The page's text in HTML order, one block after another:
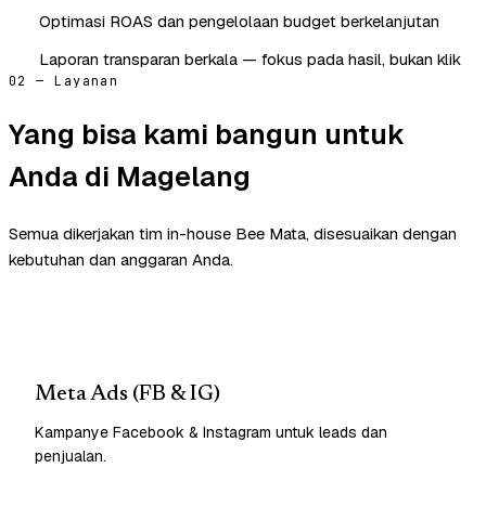
Optimasi ROAS dan pengelolaan budget berkelanjutan
Laporan transparan berkala — fokus pada hasil, bukan klik
02 — Layanan
Yang bisa kami bangun untuk
Anda di Magelang
Semua dikerjakan tim in-house Bee Mata, disesuaikan dengan
kebutuhan dan anggaran Anda.
Meta Ads (FB & IG)
Kampanye Facebook & Instagram untuk leads dan
penjualan.